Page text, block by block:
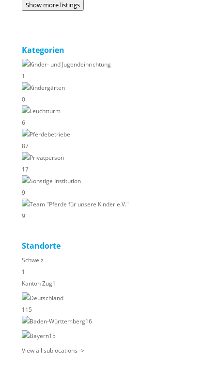
Show more listings
Kategorien
Kinder- und Jugendeinrichtung
1
Kindergärten
0
Leuchtturm
6
Pferdebetriebe
87
Privatperson
17
Sonstige Institution
9
Team "Pferde für unsere Kinder e.V."
9
Standorte
Schweiz
1
Kanton Zug1
Deutschland
115
Baden-Württemberg16
Bayern15
View all sublocations ->